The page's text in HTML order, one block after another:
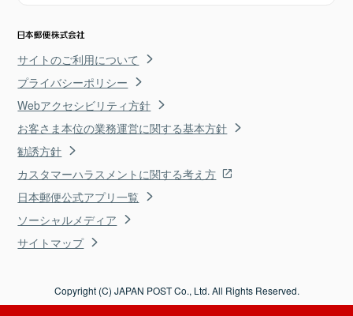
サイトのご利用について
プライバシーポリシー
Webアクセシビリティ方針
お客さま本位の業務運営に関する基本方針
勧誘方針
カスタマーハラスメントに関する考え方
日本郵便公式アプリ一覧
ソーシャルメディア
サイトマップ
Copyright (C) JAPAN POST Co., Ltd. All Rights Reserved.